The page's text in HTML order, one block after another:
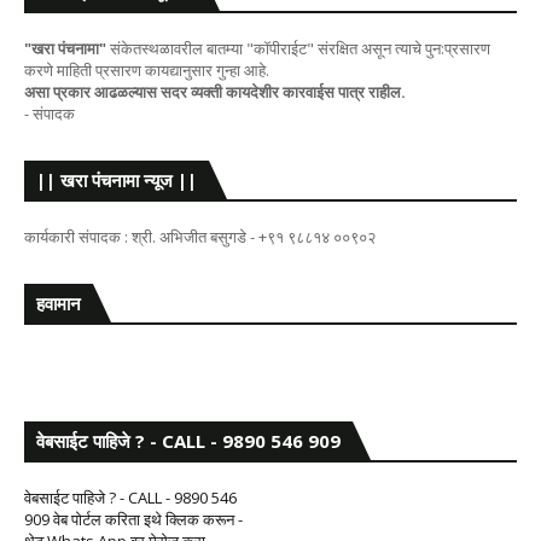
"खरा पंचनामा"संकेतस्थळावरील बातम्या "कॉपीराईट" संरक्षित असून त्याचे पुन:प्रसारण
करणे माहिती प्रसारण कायद्यानुसार गुन्हा आहे.
असा प्रकार आढळल्यास सदर व्यक्ती कायदेशीर कारवाईस पात्र राहील.
- संपादक
|| खरा पंचनामा न्यूज ||
कार्यकारी संपादक : श्री. अभिजीत बसुगडे - +९१ ९८८१४ ००९०२
हवामान
वेबसाईट पाहिजे ? - CALL - 9890 546 909
वेबसाईट पाहिजे ? - CALL - 9890 546
909 वेब पोर्टल करिता इथे क्लिक करून -